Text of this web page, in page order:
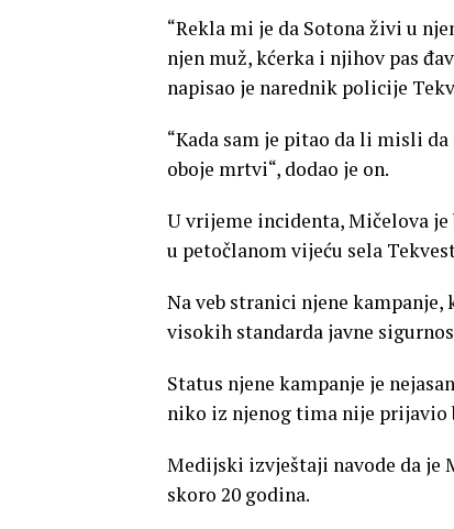
“Rekla mi je da Sotona živi u
njen muž, kćerka i njihov pas
napisao je narednik policije
“Kada sam je pitao da li misli
oboje mrtvi“, dodao je on.
U vrijeme incidenta, Mičelova
u petočlanom vijeću sela
Na veb stranici njene kampanje,
visokih standarda javne
Status njene kampanje je
niko iz njenog tima nije prijavio
Medijski izvještaji navode da je
skoro 20 godina.